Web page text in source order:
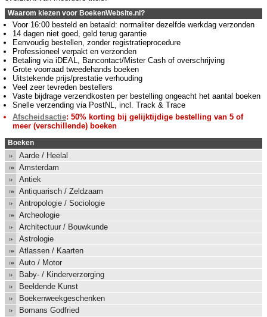
Waarom kiezen voor BoekenWebsite.nl?
Voor 16:00 besteld en betaald: normaliter dezelfde werkdag verzonden
14 dagen niet goed, geld terug garantie
Eenvoudig bestellen, zonder registratieprocedure
Professioneel verpakt en verzonden
Betaling via iDEAL, Bancontact/Mister Cash of overschrijving
Grote voorraad tweedehands boeken
Uitstekende prijs/prestatie verhouding
Veel zeer tevreden bestellers
Vaste bijdrage verzendkosten per bestelling ongeacht het aantal boeken
Snelle verzending via PostNL, incl. Track & Trace
Afscheidsactie: 50% korting bij gelijktijdige bestelling van 5 of
meer (verschillende) boeken
Boeken
Aarde / Heelal
Amsterdam
Antiek
Antiquarisch / Zeldzaam
Antropologie / Sociologie
Archeologie
Architectuur / Bouwkunde
Astrologie
Atlassen / Kaarten
Auto / Motor
Baby- / Kinderverzorging
Beeldende Kunst
Boekenweekgeschenken
Bomans Godfried